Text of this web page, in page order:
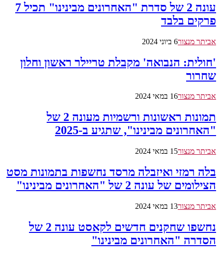
עונה 2 של סדרת "האחרונים מבינינו" תכיל 7
פרקים בלבד
אביתר מנצור6 ביוני 2024
'חולית: הנבואה' מקבלת טריילר ראשון וחלון
שחרור
אביתר מנצור16 במאי 2024
תמונות ראשונות ורשמיות מעונה 2 של
"האחרונים מבינינו", שתגיע ב-2025
אביתר מנצור15 במאי 2024
בלה רמזי ואיזבלה מרסד נחשפות בתמונות מסט
הצילומים של עונה 2 של "האחרונים מבינינו"
אביתר מנצור13 במאי 2024
נחשפו שחקנים חדשים לקאסט עונה 2 של
הסדרה "האחרונים מבינינו"